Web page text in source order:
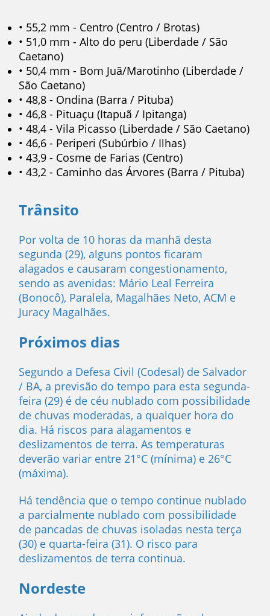
• 55,2 mm - Centro (Centro / Brotas)
• 51,0 mm - Alto do peru (Liberdade / São
Caetano)
• 50,4 mm - Bom Juã/Marotinho (Liberdade /
São Caetano)
• 48,8 - Ondina (Barra / Pituba)
• 46,8 - Pituaçu (Itapuã / Ipitanga)
• 48,4 - Vila Picasso (Liberdade / São Caetano)
• 46,6 - Periperi (Subúrbio / Ilhas)
• 43,9 - Cosme de Farias (Centro)
• 43,2 - Caminho das Árvores (Barra / Pituba)
Trânsito
Por volta de 10 horas da manhã desta
segunda (29), alguns pontos ficaram
alagados e causaram congestionamento,
sendo as avenidas: Mário Leal Ferreira
(Bonocô), Paralela, Magalhães Neto, ACM e
Juracy Magalhães.
Próximos dias
Segundo a Defesa Civil (Codesal) de Salvador
/ BA, a previsão do tempo para esta segunda-
feira (29) é de céu nublado com possibilidade
de chuvas moderadas, a qualquer hora do
dia. Há riscos para alagamentos e
deslizamentos de terra. As temperaturas
deverão variar entre 21°C (mínima) e 26°C
(máxima).
Há tendência que o tempo continue nublado
a parcialmente nublado com possibilidade
de pancadas de chuvas isoladas nesta terça
(30) e quarta-feira (31). O risco para
deslizamentos de terra continua.
Nordeste